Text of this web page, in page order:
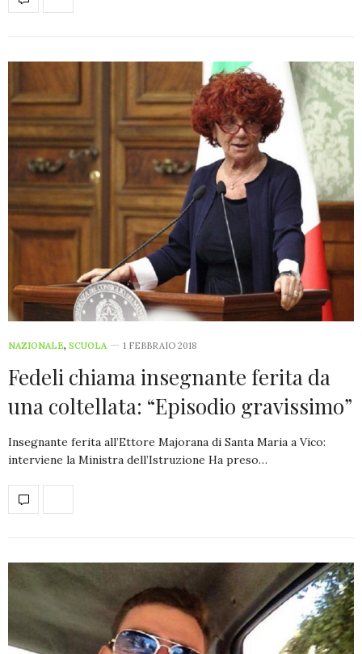
NAZIONALE, SCUOLA 1 FEBBRAIO 2018
Fedeli chiama insegnante ferita da
una coltellata: “Episodio gravissimo”
Insegnante ferita all’Ettore Majorana di Santa Maria a Vico:
interviene la Ministra dell’Istruzione Ha preso…